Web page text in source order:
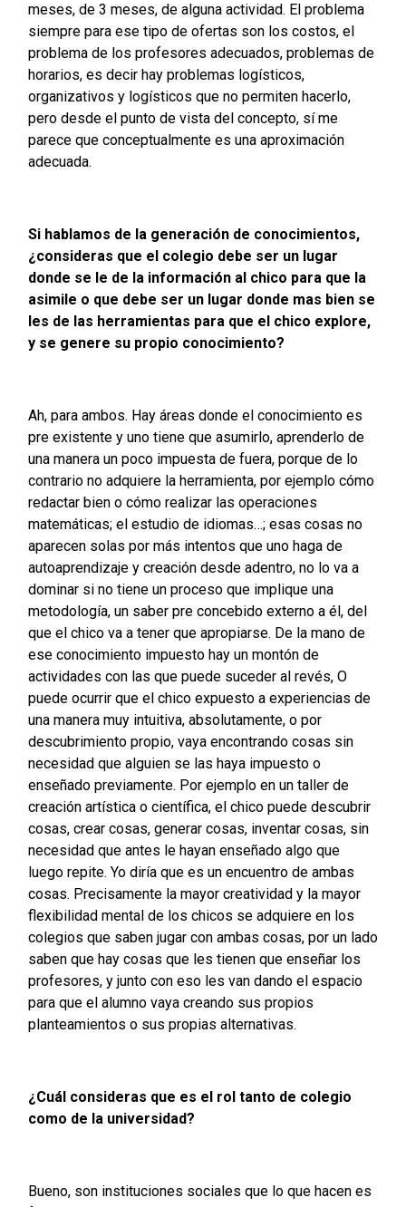
meses, de 3 meses, de alguna actividad. El problema
siempre para ese tipo de ofertas son los costos, el
problema de los profesores adecuados, problemas de
horarios, es decir hay problemas logísticos,
organizativos y logísticos que no permiten hacerlo,
pero desde el punto de vista del concepto, sí me
parece que conceptualmente es una aproximación
adecuada.
Si hablamos de la generación de conocimientos,
¿consideras que el colegio debe ser un lugar
donde se le de la información al chico para que la
asimile o que debe ser un lugar donde mas bien se
les de las herramientas para que el chico explore,
y se genere su propio conocimiento?
Ah, para ambos. Hay áreas donde el conocimiento es
pre existente y uno tiene que asumirlo, aprenderlo de
una manera un poco impuesta de fuera, porque de lo
contrario no adquiere la herramienta, por ejemplo cómo
redactar bien o cómo realizar las operaciones
matemáticas; el estudio de idiomas…; esas cosas no
aparecen solas por más intentos que uno haga de
autoaprendizaje y creación desde adentro, no lo va a
dominar si no tiene un proceso que implique una
metodología, un saber pre concebido externo a él, del
que el chico va a tener que apropiarse. De la mano de
ese conocimiento impuesto hay un montón de
actividades con las que puede suceder al revés, O
puede ocurrir que el chico expuesto a experiencias de
una manera muy intuitiva, absolutamente, o por
descubrimiento propio, vaya encontrando cosas sin
necesidad que alguien se las haya impuesto o
enseñado previamente. Por ejemplo en un taller de
creación artística o científica, el chico puede descubrir
cosas, crear cosas, generar cosas, inventar cosas, sin
necesidad que antes le hayan enseñado algo que
luego repite. Yo diría que es un encuentro de ambas
cosas. Precisamente la mayor creatividad y la mayor
flexibilidad mental de los chicos se adquiere en los
colegios que saben jugar con ambas cosas, por un lado
saben que hay cosas que les tienen que enseñar los
profesores, y junto con eso les van dando el espacio
para que el alumno vaya creando sus propios
planteamientos o sus propias alternativas.
¿Cuál consideras que es el rol tanto de colegio
como de la universidad?
Bueno, son instituciones sociales que lo que hacen es